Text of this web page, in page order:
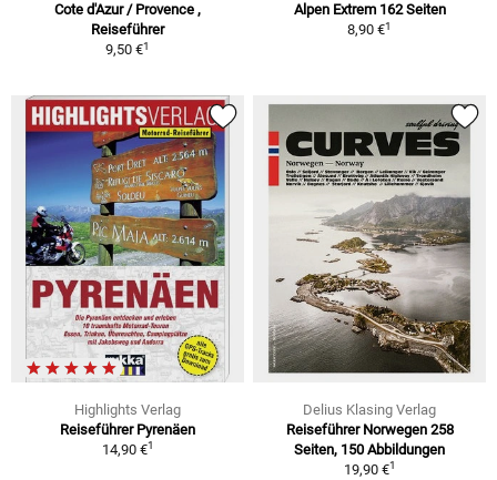
Cote d'Azur / Provence ,
Reiseführer
9,50 €1
Alpen Extrem 162 Seiten
8,90 €1
Highlights Verlag
Reiseführer Pyrenäen
14,90 €1
Delius Klasing Verlag
Reiseführer Norwegen 258
Seiten, 150 Abbildungen
19,90 €1